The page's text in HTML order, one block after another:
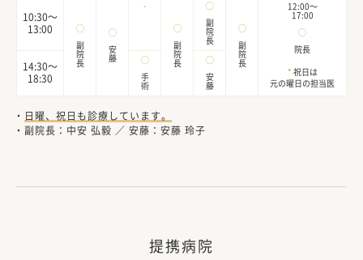
10:30〜
13:00
◯
副
院
長
◯
安
藤
-
◯
副
院
長
◯
副
院
長
◯
副
院
長
12:00〜
17:00
◯
院長
* 祝日は
元の曜日の担当医
14:30〜
18:30
◯
手
術
◯
安
藤
日曜、祝日も診療しています。
副院長：中安 弘毅 ／ 安藤：安藤 玲子
提携病院